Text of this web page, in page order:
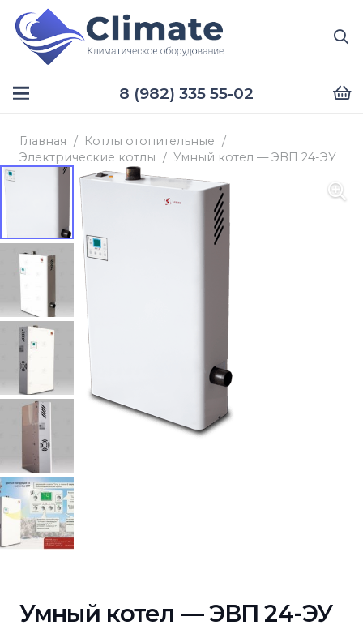
8 (982) 335 55-02
Главная / Котлы отопительные /
Электрические котлы / Умный котел — ЭВП 24-ЭУ
Умный котел — ЭВП 24-ЭУ